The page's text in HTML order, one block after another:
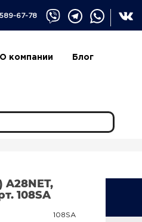
67-78
О компании Блог
A28NET,
108SA
108SA